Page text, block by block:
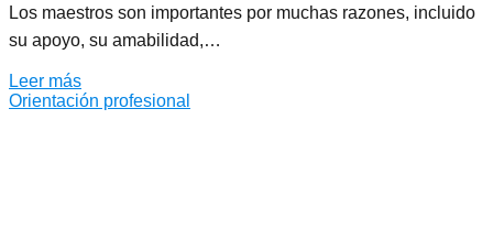
Los maestros son importantes por muchas razones, incluido
su apoyo, su amabilidad,…
Leer más
Orientación profesional